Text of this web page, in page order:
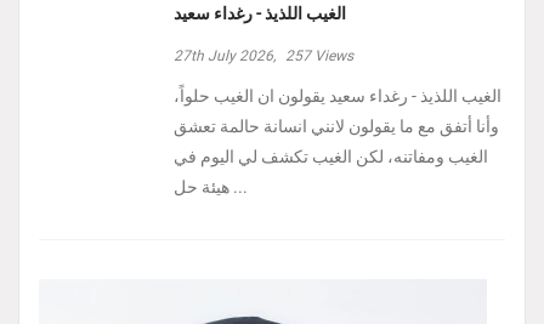
الغيب اللذيذ - رغداء سعيد
27th July 2026, 257Views
الغيب اللذيذ - رغداء سعيد يقولون ان الغيب حلواً،
وأنا أتفق مع ما يقولون لانني انسانة حالمة تعشق
الغيب ومفاتنه، لكن الغيب تكشف لي اليوم في
هيئة حل ...